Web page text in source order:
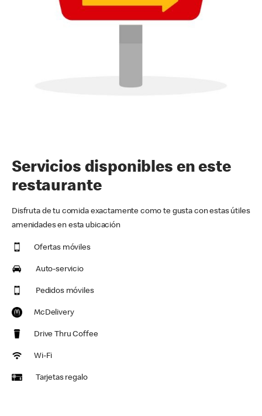
Servicios disponibles en este
restaurante
Disfruta de tu comida exactamente como te gusta con estas útiles
amenidades en esta ubicación
Ofertas móviles
Auto-servicio
Pedidos móviles
McDelivery
Drive Thru Coffee
Wi-Fi
Tarjetas regalo